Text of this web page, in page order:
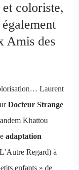
coloriste,
Amis des
Laurent
Docteur Strange
Khattou
adaptation
Regard) à
enfants » de